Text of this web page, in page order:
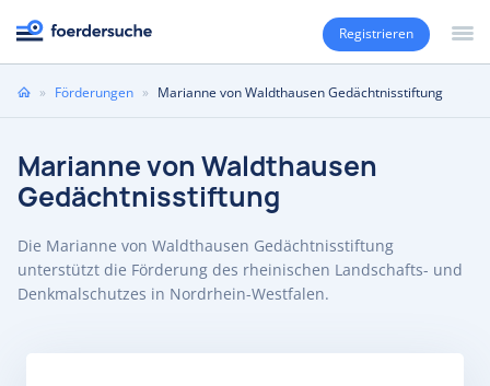
Registrieren
Sie» Förderungen » Marianne von Waldthausen Gedächtnisstiftung
Marianne von Waldthausen
Gedächtnisstiftung
Die Marianne von Waldthausen Gedächtnisstiftung
unterstützt die Förderung des rheinischen Landschafts- und
Denkmalschutzes in Nordrhein-Westfalen.